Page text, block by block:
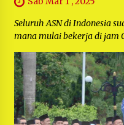
Seluruh ASN di Indonesia
mana mulai bekerja di jam